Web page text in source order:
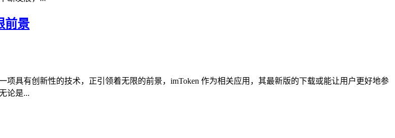
前景
具有创新性的技术，正引领着无限的前景，imToken 作为相关应用，其最新版的下载或能让用户更好地参
论是...